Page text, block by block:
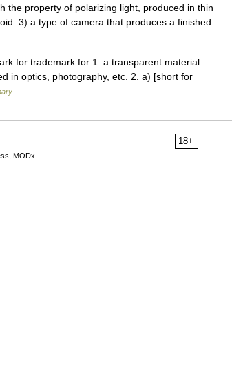
property of polarizing light, produced in thin
3) a type of camera that produces a finished
for:trademark for 1. a transparent material
in optics, photography, etc. 2. a) [short for
18+
MODx.